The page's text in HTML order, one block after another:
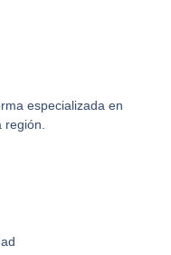
especializada en